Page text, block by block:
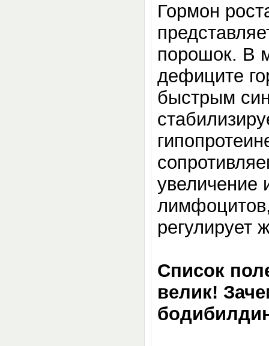
Гормон
порошок. В
дефиците
быстрым
увеличение
регулирует
Список
велик!